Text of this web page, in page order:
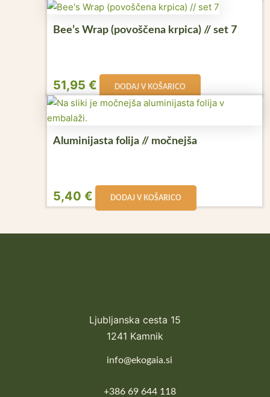
Bee’s Wrap (povoščena krpica) // set 7
51,95€ DODAJ V KOŠARICO
Aluminijasta folija // močnejša
5,40€ DODAJ V KOŠARICO
Ljubljanska cesta 15
1241 Kamnik
info@ekogaia.si
+386 69 644 118